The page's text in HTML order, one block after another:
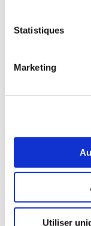
Statistiques
Marketing
Utiliser
DÉFENSE
Discussions
pour développer
souveraines. Le
au regard des 80
négociations sont
La Tribune du 16